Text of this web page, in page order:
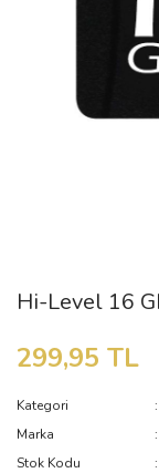
Hi-Level 16
299,95 TL
Kategori
Marka
Stok Kodu